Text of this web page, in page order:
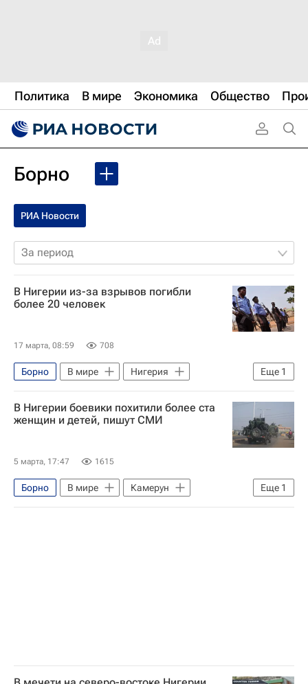
Политика В мире Экономика Общество
Борно
РИА Новости
За период
В Нигерии из-за взрывов погибли
более 20 человек
17 марта, 08:59 708
Еще 1
Борно В мире
Нигерия
Facebook
В Нигерии боевики похитили более ста
женщин и детей, пишут СМИ
5 марта, 17:47 1615
Еще 1
Борно В мире
Камерун
Нигерия